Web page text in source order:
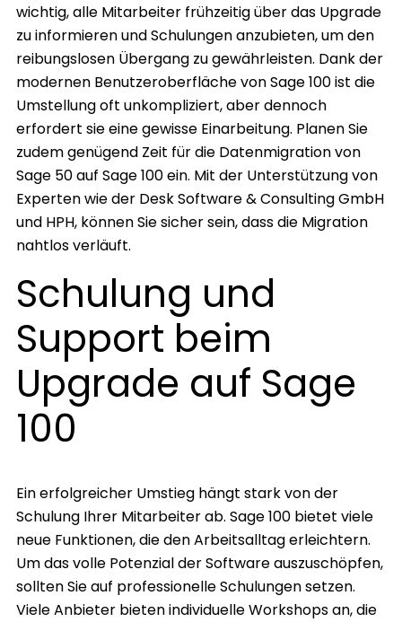
wichtig, alle Mitarbeiter frühzeitig über das Upgrade
zu informieren und Schulungen anzubieten, um den
reibungslosen Übergang zu gewährleisten. Dank der
modernen Benutzeroberfläche von Sage 100 ist die
Umstellung oft unkompliziert, aber dennoch
erfordert sie eine gewisse Einarbeitung. Planen Sie
zudem genügend Zeit für die Datenmigration von
Sage 50 auf Sage 100 ein. Mit der Unterstützung von
Experten wie der Desk Software & Consulting GmbH
und HPH, können Sie sicher sein, dass die Migration
nahtlos verläuft.
Schulung und
Support beim
Upgrade auf Sage
100
Ein erfolgreicher Umstieg hängt stark von der
Schulung Ihrer Mitarbeiter ab. Sage 100 bietet viele
neue Funktionen, die den Arbeitsalltag erleichtern.
Um das volle Potenzial der Software auszuschöpfen,
sollten Sie auf professionelle Schulungen setzen.
Viele Anbieter bieten individuelle Workshops an, die